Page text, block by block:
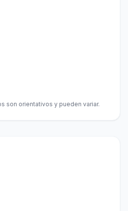
son orientativos y pueden variar.